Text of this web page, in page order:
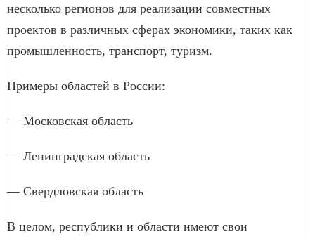
несколько регионов для реализации совместных
проектов в различных сферах экономики, таких как
промышленность, транспорт, туризм.
Примеры областей в России:
— Московская область
— Ленинградская область
— Свердловская область
В целом, республики и области имеют свои